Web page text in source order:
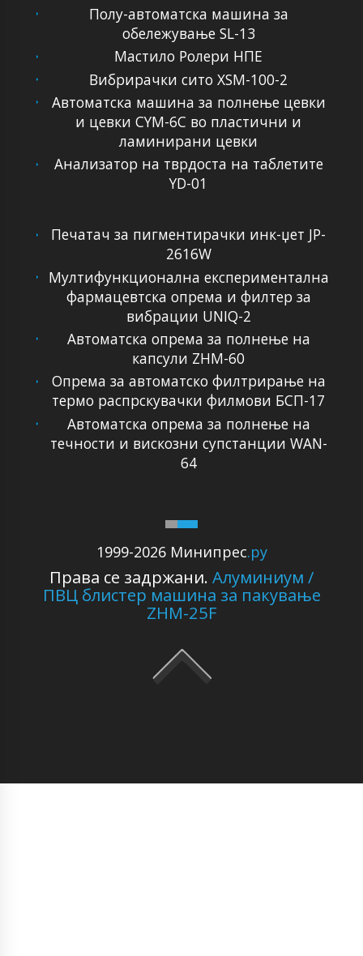
Полу-автоматска машина за
обележување SL-13
Мастило Ролери НПЕ
Вибрирачки сито XSM-100-2
Автоматска машина за полнење цевки
и цевки CYM-6C во пластични и
ламинирани цевки
Анализатор на тврдоста на таблетите
YD-01
1999-2026 Минипрес.ру
Права се задржани. Алуминиум /
ПВЦ блистер машина за пакување
ZHM-25F
Печатач за пигментирачки инк-џет JP-
2616W
Мултифункционална експериментална
фармацевтска опрема и филтер за
вибрации UNIQ-2
Автоматска опрема за полнење на
капсули ZHM-60
Опрема за автоматско филтрирање на
термо распрскувачки филмови БСП-17
Автоматска опрема за полнење на
течности и вискозни супстанции WAN-
64